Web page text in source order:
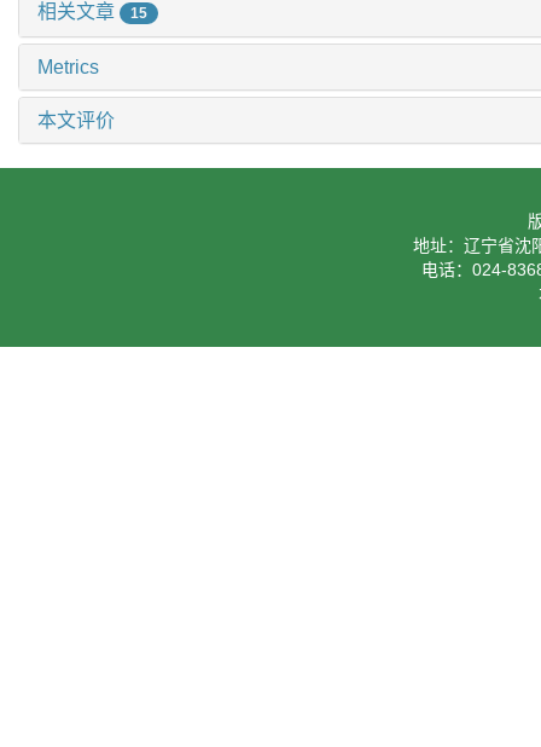
相关文章 15
Metrics
本文评价
地址：辽宁省沈
电话：024-